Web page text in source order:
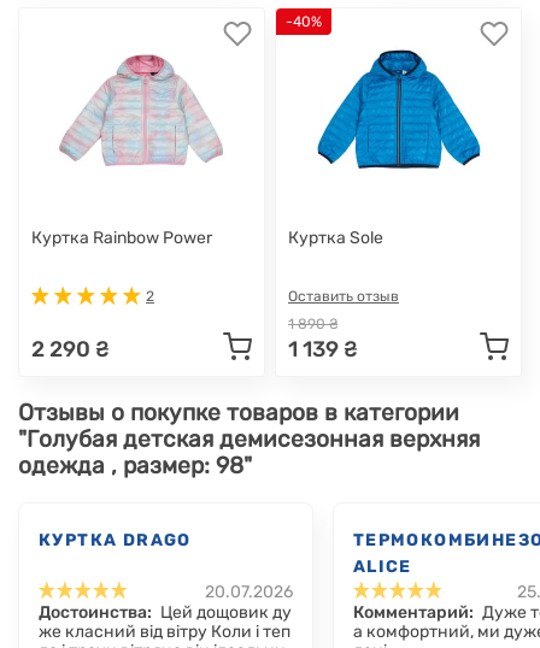
Куртка Rainbow Power
2
2 290 ₴
-40%
Куртка Sole
Оставить отзыв
1 890 ₴
1 139 ₴
Отзывы о покупке товаров в категории
"Голубая детская демисезонная верхняя
одежда , размер: 98"
КУРТКА DRAGO
20.07.2026
Достоинства: Цей дощовик ду
же класний від вітру Коли і теп
ALICE
Комментарий: Дуже
а комфортний, ми